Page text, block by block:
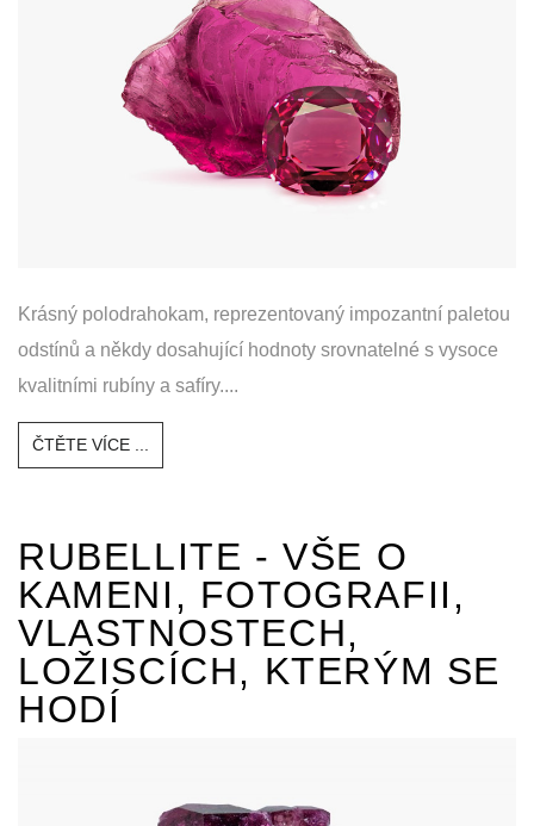
Krásný polodrahokam, reprezentovaný impozantní paletou
odstínů a někdy dosahující hodnoty srovnatelné s vysoce
kvalitními rubíny a safíry....
ČTĚTE VÍCE ...
RUBELLITE - VŠE O
KAMENI, FOTOGRAFII,
VLASTNOSTECH,
LOŽISCÍCH, KTERÝM SE
HODÍ